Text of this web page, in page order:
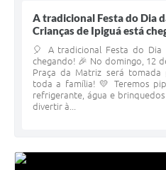
A tradicional Festa do Dia
Crianças de Ipiguá está
🎈 A tradicional Festa do Dia
chegando! 🎉 No domingo, 12
Praça da Matriz será
toda a família! 💛 Teremos
refrigerante, água e
divertir à...